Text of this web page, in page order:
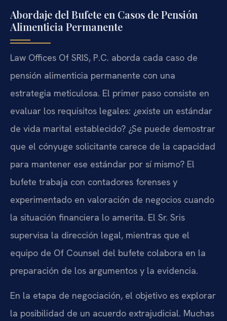
Abordaje del Bufete en Casos de Pensión
Alimenticia Permanente
Law Offices Of SRIS, P.C. aborda cada caso de
pensión alimenticia permanente con una
estrategia meticulosa. El primer paso consiste en
evaluar los requisitos legales: ¿existe un estándar
de vida marital establecido? ¿Se puede demostrar
que el cónyuge solicitante carece de la capacidad
para mantener ese estándar por sí mismo? El
bufete trabaja con contadores forenses y
experimentado en valoración de negocios cuando
la situación financiera lo amerita. El Sr. Sris
supervisa la dirección legal, mientras que el
equipo de Of Counsel del bufete colabora en la
preparación de los argumentos y la evidencia.
En la etapa de negociación, el objetivo es explorar
la posibilidad de un acuerdo extrajudicial. Muchas